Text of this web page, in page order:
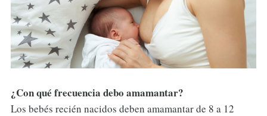
¿Con qué frecuencia debo amamantar?
Los bebés recién nacidos deben amamantar de 8 a 12